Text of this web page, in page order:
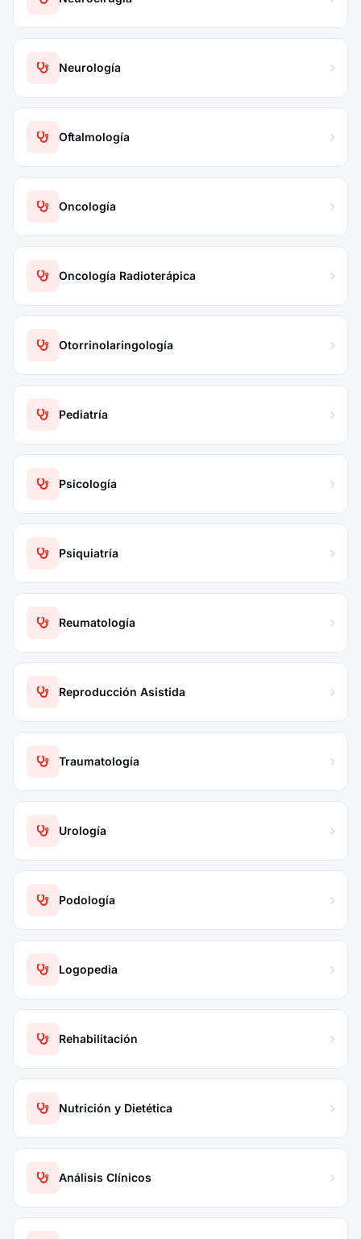
Neurología
Oftalmología
Oncología
Oncología Radioterápica
Otorrinolaringología
Pediatría
Psicología
Psiquiatría
Reumatología
Reproducción Asistida
Traumatología
Urología
Podología
Logopedia
Rehabilitación
Nutrición y Dietética
Análisis Clínicos